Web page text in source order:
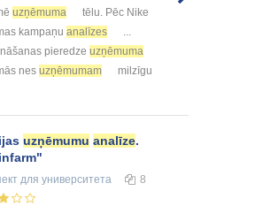
uzņēmuma
tēlu. Pēc Nike
kampaņu analīzes
pieredze uzņēmuma
nes uzņēmumam
milzīgu
uzņēmumu analīze.
для университета 8